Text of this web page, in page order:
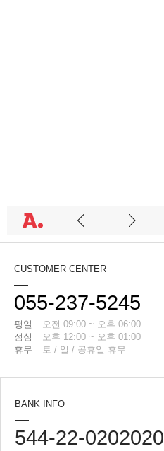
CUSTOMER CENTER
055-237-5245
평일
오전 09:00 ~ 오후 06:00
점심
오후 12:00 ~ 오후 01:00
휴무
토 / 일 / 공휴일 휴무
BANK INFO
544-22-0202020